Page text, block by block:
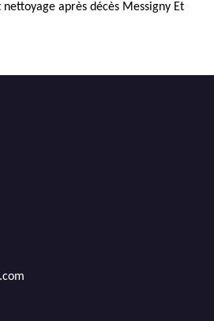
après décès Messigny Et